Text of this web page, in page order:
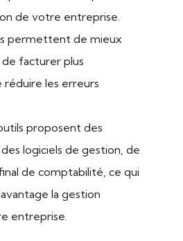
de votre entreprise.
permettent de mieux
facturer plus
les erreurs
proposent des
logiciels de gestion, de
de comptabilité, ce qui
la gestion
entreprise.